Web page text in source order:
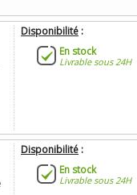
Disponibilité :
En stock
Livrable sous 24H
Disponibilité :
En stock
Livrable sous 24H